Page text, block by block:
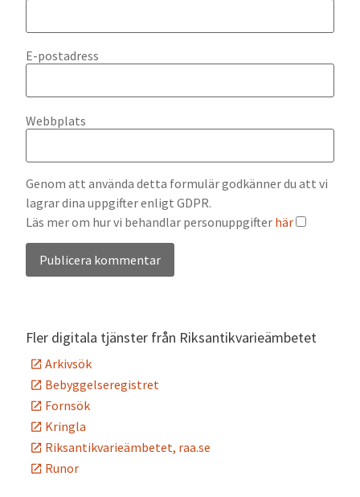
E-postadress
Webbplats
Genom att använda detta formulär godkänner du att vi
lagrar dina uppgifter enligt GDPR.
Läs mer om hur vi behandlar personuppgifter här
Fler digitala tjänster från Riksantikvarieämbetet
Arkivsök
Bebyggelseregistret
Fornsök
Kringla
Riksantikvarieämbetet, raa.se
Runor